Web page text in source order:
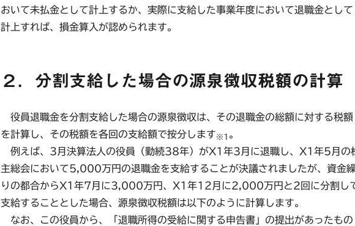
おいて未払金として計上するか、実際に支給した事業年度において退職金として
計上すれば、損金算入が認められます。
２．分割支給した場合の源泉徴収税額の計算
役員退職金を分割支給した場合の源泉徴収は、その退職金の総額に対する税額
を計算し、その税額を各回の支給額で按分します※1 。
例えば、3月決算法人の役員（勤続38年）がX1年3月に退職し、X1年5月の
主総会において5,000万円の退職金を支給することが決議されましたが、資金
りの都合からX1年7月に3,000万円、X1年12月に2,000万円と2回に分割し
支給することとした場合、源泉徴収税額は以下のように計算します。
なお、この役員から、「退職所得の受給に関する申告書」の提出があったもの